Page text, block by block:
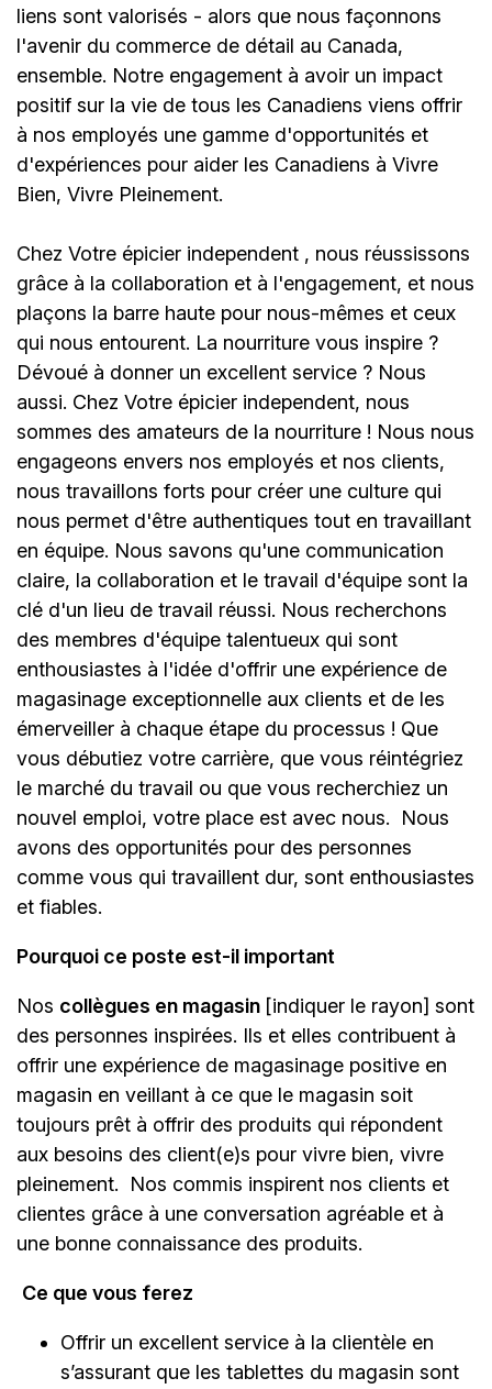
liens sont valorisés - alors que nous façonnons
l'avenir du commerce de détail au Canada,
ensemble. Notre engagement à avoir un impact
positif sur la vie de tous les Canadiens viens offrir
à nos employés une gamme d'opportunités et
d'expériences pour aider les Canadiens à Vivre
Bien, Vivre Pleinement.
Chez Votre épicier independent , nous réussissons
grâce à la collaboration et à l'engagement, et nous
plaçons la barre haute pour nous-mêmes et ceux
qui nous entourent. La nourriture vous inspire ?
Dévoué à donner un excellent service ? Nous
aussi. Chez Votre épicier independent, nous
sommes des amateurs de la nourriture ! Nous nous
engageons envers nos employés et nos clients,
nous travaillons forts pour créer une culture qui
nous permet d'être authentiques tout en travaillant
en équipe. Nous savons qu'une communication
claire, la collaboration et le travail d'équipe sont la
clé d'un lieu de travail réussi. Nous recherchons
des membres d'équipe talentueux qui sont
enthousiastes à l'idée d'offrir une expérience de
magasinage exceptionnelle aux clients et de les
émerveiller à chaque étape du processus ! Que
vous débutiez votre carrière, que vous réintégriez
le marché du travail ou que vous recherchiez un
nouvel emploi, votre place est avec nous.
Nous
avons des opportunités pour des personnes
comme vous qui travaillent dur, sont enthousiastes
et fiables.
Pourquoi ce poste est-il important
Nos collègues en magasin [indiquer le rayon] sont
des personnes inspirées. Ils et elles contribuent à
offrir une expérience de magasinage positive en
magasin en veillant à ce que le magasin soit
toujours prêt à offrir des produits qui répondent
aux besoins des client(e)s pour vivre bien, vivre
pleinement. Nos commis inspirent nos clients et
clientes grâce à une conversation agréable et à
une bonne connaissance des produits.
Ce que vous ferez
Offrir un excellent service à la clientèle en
s’assurant que les tablettes du magasin sont